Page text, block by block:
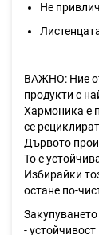
Не
ВАЖНО: Ние
продукти с
Хармоника е
се
Дървото
То е
Избирайки
остане по-
-